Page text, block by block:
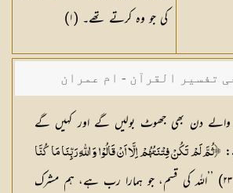
کی جو وہ کرتے تھے۔ (١)
تفسیر القرآن - ام عمران
فضل حسین
والے دن بھی جھوٹ بولیں گے اور کہیں گے
﴿ثُمَّ لَمْ تَكُنْ فِتْنَتُهُمْ اِلَّا اَنْ قَالُوْا وَ اللّٰهِ رَبِّنَا مَا كُنَّا
(الانعام: ۲۳) ’’اللہ کی قسم، جو ہمارا رب ہے، ہم مشرک